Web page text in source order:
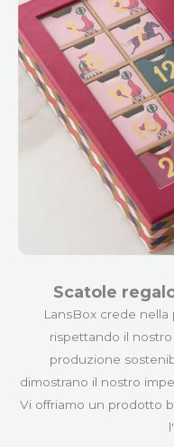
Scatole
LansBox crede nella
rispettando il
produzione
dimostrano il nostro
Vi offriamo un prodotto